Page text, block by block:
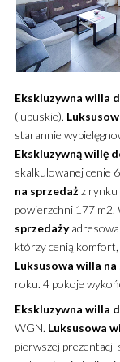
Ekskluzywna willa
(lubuskie).
starannie
Ekskluzywnąwillę
skalkulowanej cenie
na sprzedażz rynku
powierzchni 177 m2.
sprzedaży
którzy cenią
Luksusowa willa na
roku. 4 pokoje
Ekskluzywna willa
WGN. Luksusowa
pierwszej prezentacji